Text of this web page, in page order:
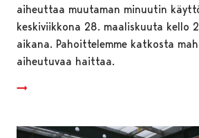
aiheuttaa muutaman minuutin
keskiviikkona 28. maaliskuuta kello
aikana. Pahoittelemme katkosta
aiheutuvaa haittaa.